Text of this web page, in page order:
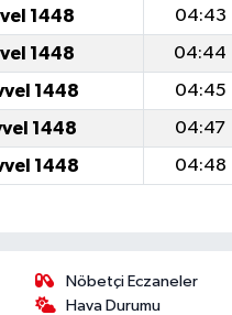
1448 04:43
1448 04:44
1448 04:45
1448 04:47
1448 04:48
Nöbetçi Eczaneler
Hava Durumu